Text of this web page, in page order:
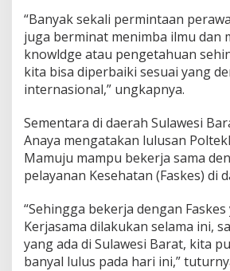
“Banyak sekali permintaan
juga berminat menimba ilmu dan
knowldge atau pengetahuan
kita bisa diperbaiki sesuai yang
internasional,” ungkapnya.
Sementara di daerah Sulawesi
Anaya mengatakan lulusan
Mamuju mampu bekerja sama
pelayanan Kesehatan (Faskes) di
“Sehingga bekerja dengan Faskes
Kerjasama dilakukan selama ini,
yang ada di Sulawesi Barat, kita
banyal lulus pada hari ini,”